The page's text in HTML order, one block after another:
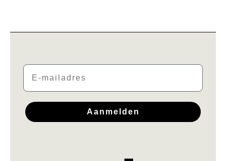
Email
Aanmelden